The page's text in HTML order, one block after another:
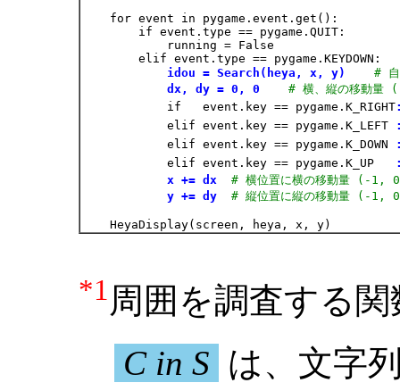
    for event in pygame.event.get():
        if event.type == pygame.QUIT:
            running = False
        elif event.type == pygame.KEYDOWN:
idou = Search(heya, x, y)
# 自
dx, dy = 0, 0
# 横、縦の移動量
            if   event.key == pygame.K_RIGHT
            elif event.key == pygame.K_LEFT
            elif event.key == pygame.K_DOWN
            elif event.key == pygame.K_UP
x += dx
# 横位置に横の移動量 (-1,
y += dy
# 縦位置に縦の移動量 (-1,
*1 周囲を調査する関
C in S は、文字